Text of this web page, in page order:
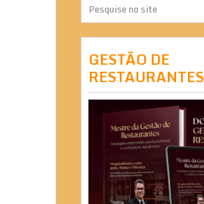
GESTÃO DE
RESTAURANTES